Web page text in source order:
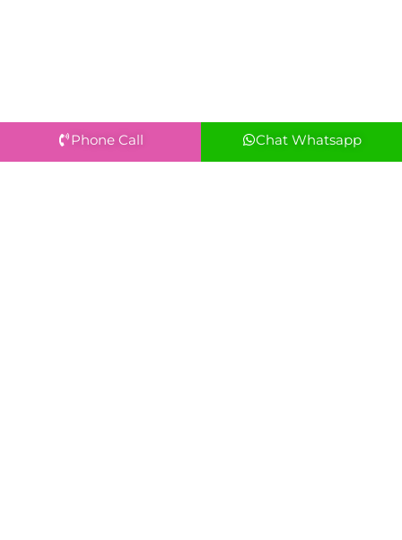
Phone Call Chat Whatsapp